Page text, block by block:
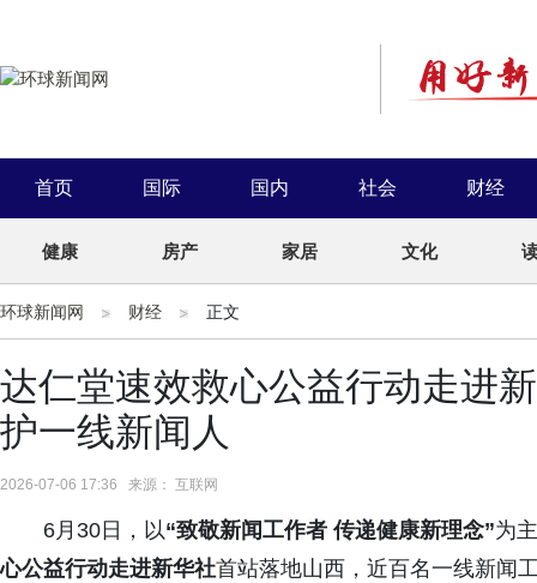
首页 国际 国内 社会 财经
健康 房产 家居 文化
环球新闻网 财经 正文
达仁堂速效救心公益行动走进
护一线新闻人
2026-07-06 17:36 来源： 互联网
6月30日，以“致敬新闻工作者 传递健康新理念”为
心公益行动走进新华社首站落地山西，近百名一线新闻